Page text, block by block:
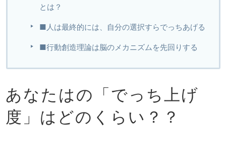
とは？
■人は最終的には、自分の選択すらでっちあげる
■行動創造理論は脳のメカニズムを先回りする
あなたはの「でっち上げ
度」はどのくらい？？